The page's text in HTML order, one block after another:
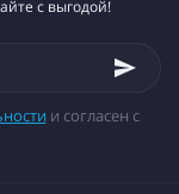
с выгодой!
и согласен с